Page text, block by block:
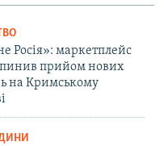
Росія»: маркетплейс
прийом нових
на Кримському